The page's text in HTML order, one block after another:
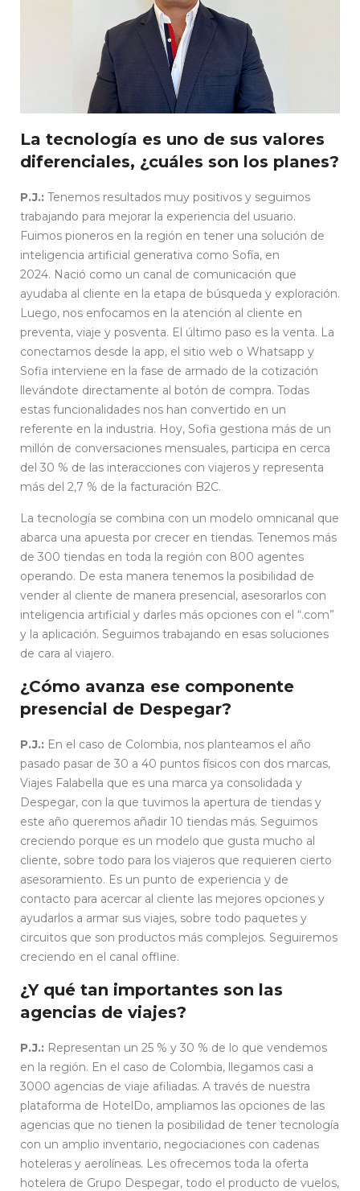
La tecnología es uno de sus valores
diferenciales, ¿cuáles son los planes?
P.J.: Tenemos resultados muy positivos y seguimos
trabajando para mejorar la experiencia del usuario.
Fuimos pioneros en la región en tener una solución de
inteligencia artificial generativa como Sofía, en
2024. Nació como un canal de comunicación que
ayudaba al cliente en la etapa de búsqueda y exploración.
Luego, nos enfocamos en la atención al cliente en
preventa, viaje y posventa. El último paso es la venta. La
conectamos desde la app, el sitio web o Whatsapp y
Sofia interviene en la fase de armado de la cotización
llevándote directamente al botón de compra. Todas
estas funcionalidades nos han convertido en un
referente en la industria. Hoy, Sofia gestiona más de un
millón de conversaciones mensuales, participa en cerca
del 30 % de las interacciones con viajeros y representa
más del 2,7 % de la facturación B2C.
La tecnología se combina con un modelo omnicanal que
abarca una apuesta por crecer en tiendas. Tenemos más
de 300 tiendas en toda la región con 800 agentes
operando. De esta manera tenemos la posibilidad de
vender al cliente de manera presencial, asesorarlos con
inteligencia artificial y darles más opciones con el “.com”
y la aplicación. Seguimos trabajando en esas soluciones
de cara al viajero.
¿Cómo avanza ese componente
presencial de Despegar?
P.J.: En el caso de Colombia, nos planteamos el año
pasado pasar de 30 a 40 puntos físicos con dos marcas,
Viajes Falabella que es una marca ya consolidada y
Despegar, con la que tuvimos la apertura de tiendas y
este año queremos añadir 10 tiendas más. Seguimos
creciendo porque es un modelo que gusta mucho al
cliente, sobre todo para los viajeros que requieren cierto
asesoramiento. Es un punto de experiencia y de
contacto para acercar al cliente las mejores opciones y
ayudarlos a armar sus viajes, sobre todo paquetes y
circuitos que son productos más complejos. Seguiremos
creciendo en el canal offline.
¿Y qué tan importantes son las
agencias de viajes?
P.J.: Representan un 25 % y 30 % de lo que vendemos
en la región. En el caso de Colombia, llegamos casi a
3000 agencias de viaje afiliadas. A través de nuestra
plataforma de HotelDo, ampliamos las opciones de las
agencias que no tienen la posibilidad de tener tecnología
con un amplio inventario, negociaciones con cadenas
hoteleras y aerolíneas. Les ofrecemos toda la oferta
hotelera de Grupo Despegar, todo el producto de vuelos,